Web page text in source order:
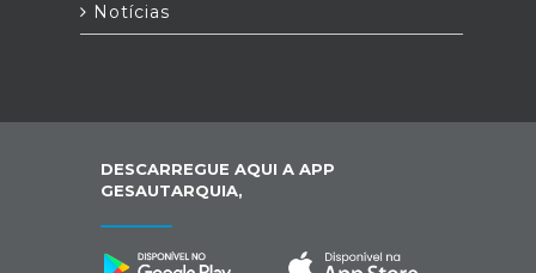
Notícias
DESCARREGUE AQUI A APP
GESAUTARQUIA,